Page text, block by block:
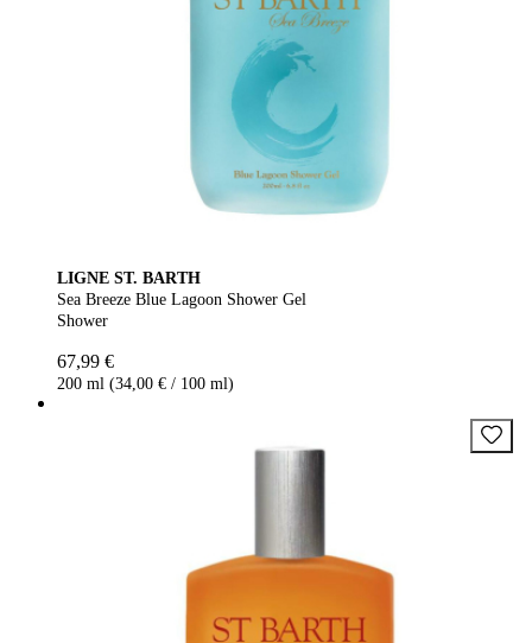
LIGNE ST. BARTH
Sea Breeze Blue Lagoon Shower Gel
Shower
67,99 €
200 ml (34,00 € / 100 ml)